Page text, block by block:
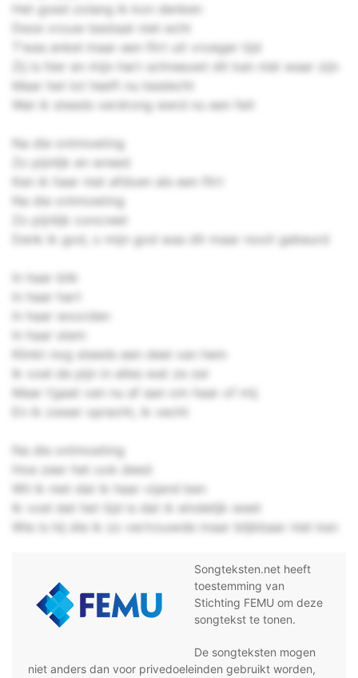
Het goed zolang ik kon denken
Deze vrouw bestaat niet echt
T’was enkel maar een flirt uit vroeger tijd
Zij is hier en mijn hart schreeuwt dit kan niet waar zijn
Maar het lot heeft nu beslecht
Wat ik steeds verdrong werd nu een feit
Na die ontmoeting
Zo pijnlijk en wreed
Kan ik haar niet afdoen als een flirt
Na die ontmoeting
Zo pijnlijk concreet
Denk ik god, o mijn god was dit maar nooit gebeurd
In haar blik
In haar hart
In haar woorden
In haar stem
Klinkt nog steeds een deel van hem
Ik voel de pijn in alles wat ze zei
Maar t’gaat van nu af aan om haar of mij
En ik zweer oprecht, ik vecht
Na die ontmoeting
Hoe zeer het ook deed
Wil ik niet dat ik haar vijand ben
Ik voel dat het tijd is dat ik eindelijk weet
Wie is hij die ik zo vertrouwde maar blijkbaar niet ken
Songteksten.net heeft
toestemming van
Stichting FEMU om deze
songtekst te tonen.
De songteksten mogen
niet anders dan voor privedoeleinden gebruikt worden,